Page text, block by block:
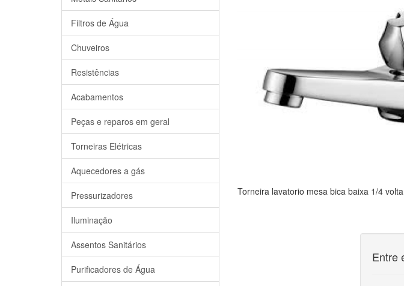
Filtros de Água
Chuveiros
Resistências
Acabamentos
Peças e reparos em geral
Torneiras Elétricas
Aquecedores a gás
Pressurizadores
Iluminação
Assentos Sanitários
Purificadores de Água
Torneira lavatorio mesa bica baixa 1/4
Entre